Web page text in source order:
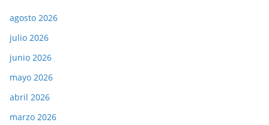
agosto 2026
julio 2026
junio 2026
mayo 2026
abril 2026
marzo 2026